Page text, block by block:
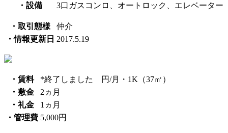
・設備 3口ガスコンロ、オートロック、エレベーター
・取引態様
仲介
・情報更新日 2017.5.19
・賃料
*終了しました 円/月・1K（37㎡）
・敷金
2ヵ月
・礼金
1ヵ月
・管理費 5,000円